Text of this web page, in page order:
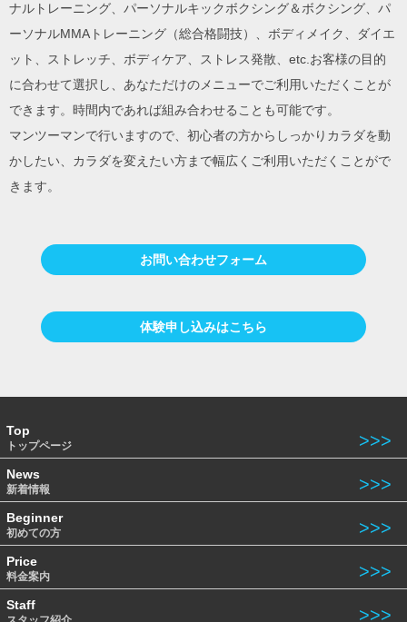
ナルトレーニング、パーソナルキックボクシング＆ボクシング、パ
ーソナルMMAトレーニング（総合格闘技）、ボディメイク、ダイエ
ット、ストレッチ、ボディケア、ストレス発散、etc.お客様の目的
に合わせて選択し、あなただけのメニューでご利用いただくことが
できます。時間内であれば組み合わせることも可能です。
マンツーマンで行いますので、初心者の方からしっかりカラダを動
かしたい、カラダを変えたい方まで幅広くご利用いただくことがで
きます。
お問い合わせフォーム
体験申し込みはこちら
Top
トップページ
News
新着情報
Beginner
初めての方
Price
料金案内
Staff